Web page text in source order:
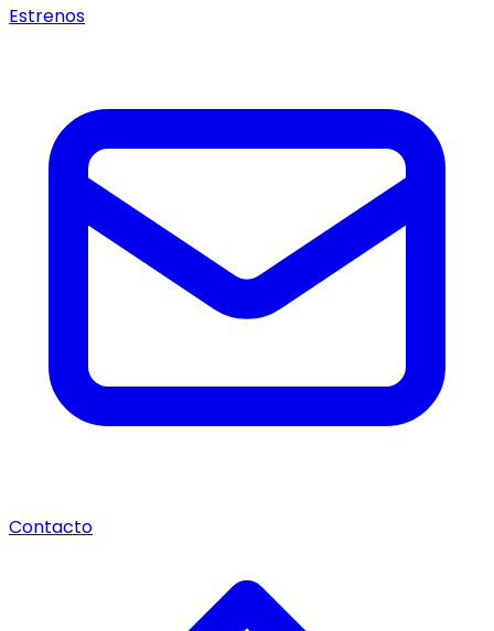
Estrenos
Contacto